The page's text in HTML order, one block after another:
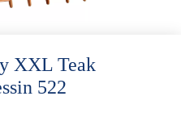
XXL Teak
522